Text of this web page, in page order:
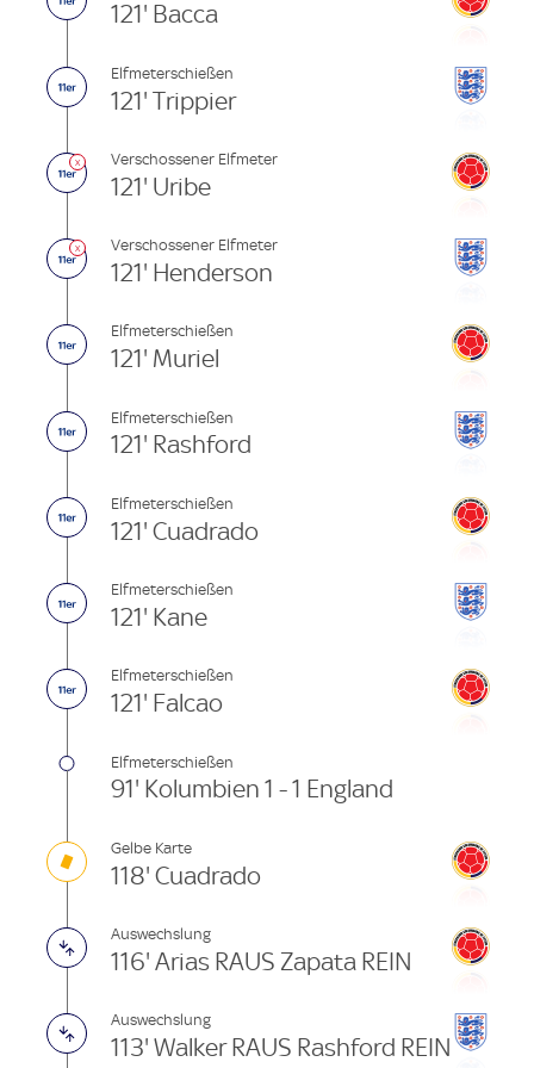
121' Bacca
Elfmeterschießen
121' Trippier
Verschossener Elfmeter
121' Uribe
Verschossener Elfmeter
121' Henderson
Elfmeterschießen
121' Muriel
Elfmeterschießen
121' Rashford
Elfmeterschießen
121' Cuadrado
Elfmeterschießen
121' Kane
Elfmeterschießen
121' Falcao
Elfmeterschießen
91' Kolumbien 1 - 1 England
Gelbe Karte
118' Cuadrado
Auswechslung
116' Arias RAUS Zapata REIN
Auswechslung
113' Walker RAUS Rashford REIN